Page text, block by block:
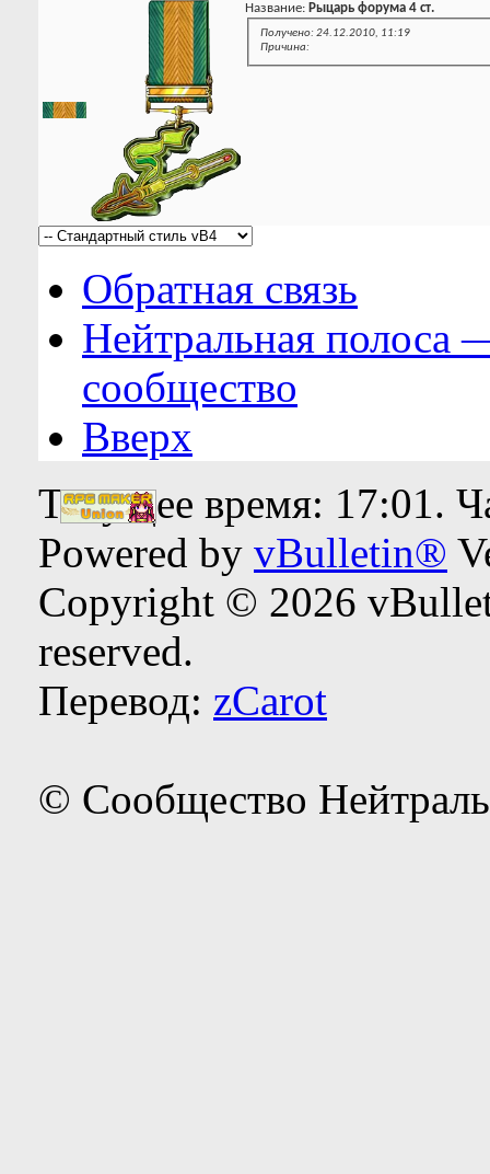
Название: Рыцарь форума 4 ст.
Получено: 24.12.2010, 11:19
Причина:
Обратная связь
Нейтральная полоса
сообщество
Вверх
Текущее время: 17:01.
Powered by vBulletin®
Copyright © 2026
reserved.
Перевод: zCarot
© Сообщество